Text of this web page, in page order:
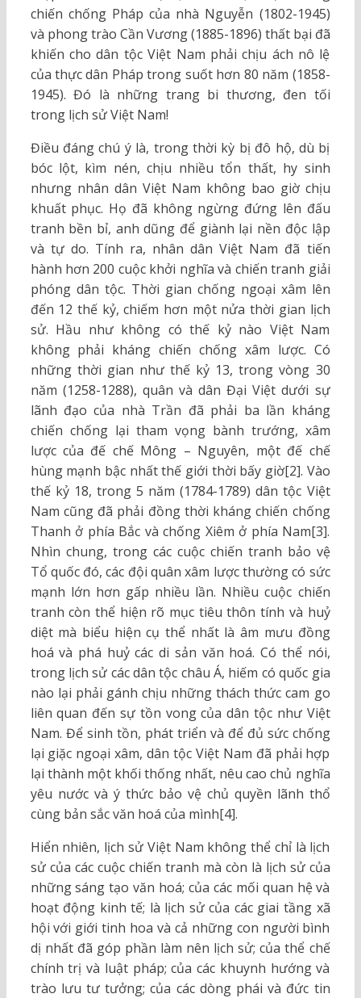
chiến chống Pháp của nhà Nguyễn (1802-1945)
và phong trào Cần Vương (1885-1896) thất bại đã
khiến cho dân tộc Việt Nam phải chịu ách nô lệ
của thực dân Pháp trong suốt hơn 80 năm (1858-
1945). Đó là những trang bi thương, đen tối
trong lịch sử Việt Nam!
Điều đáng chú ý là, trong thời kỳ bị đô hộ, dù bị
bóc lột, kìm nén, chịu nhiều tổn thất, hy sinh
nhưng nhân dân Việt Nam không bao giờ chịu
khuất phục. Họ đã không ngừng đứng lên đấu
tranh bền bỉ, anh dũng để giành lại nền độc lập
và tự do. Tính ra, nhân dân Việt Nam đã tiến
hành hơn 200 cuộc khởi nghĩa và chiến tranh giải
phóng dân tộc. Thời gian chống ngoại xâm lên
đến 12 thế kỷ, chiếm hơn một nửa thời gian lịch
sử. Hầu như không có thế kỷ nào Việt Nam
không phải kháng chiến chống xâm lược. Có
những thời gian như thế kỷ 13, trong vòng 30
năm (1258-1288), quân và dân Đại Việt dưới sự
lãnh đạo của nhà Trần đã phải ba lần kháng
chiến chống lại tham vọng bành trướng, xâm
lược của đế chế Mông – Nguyên, một đế chế
hùng mạnh bậc nhất thế giới thời bấy giờ[2]. Vào
thế kỷ 18, trong 5 năm (1784-1789) dân tộc Việt
Nam cũng đã phải đồng thời kháng chiến chống
Thanh ở phía Bắc và chống Xiêm ở phía Nam[3].
Nhìn chung, trong các cuộc chiến tranh bảo vệ
Tổ quốc đó, các đội quân xâm lược thường có sức
mạnh lớn hơn gấp nhiều lần. Nhiều cuộc chiến
tranh còn thể hiện rõ mục tiêu thôn tính và huỷ
diệt mà biểu hiện cụ thể nhất là âm mưu đồng
hoá và phá huỷ các di sản văn hoá. Có thể nói,
trong lịch sử các dân tộc châu Á, hiếm có quốc gia
nào lại phải gánh chịu những thách thức cam go
liên quan đến sự tồn vong của dân tộc như Việt
Nam. Để sinh tồn, phát triển và để đủ sức chống
lại giặc ngoại xâm, dân tộc Việt Nam đã phải hợp
lại thành một khối thống nhất, nêu cao chủ nghĩa
yêu nước và ý thức bảo vệ chủ quyền lãnh thổ
cùng bản sắc văn hoá của mình[4].
Hiển nhiên, lịch sử Việt Nam không thể chỉ là lịch
sử của các cuộc chiến tranh mà còn là lịch sử của
những sáng tạo văn hoá; của các mối quan hệ và
hoạt động kinh tế; là lịch sử của các giai tầng xã
hội với giới tinh hoa và cả những con người bình
dị nhất đã góp phần làm nên lịch sử; của thể chế
chính trị và luật pháp; của các khuynh hướng và
trào lưu tư tưởng; của các dòng phái và đức tin